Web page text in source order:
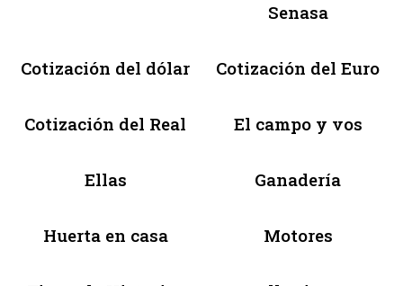
Senasa
Cotización del dólar Cotización del Euro
Cotización del Real El campo y vos
Ellas Ganadería
Huerta en casa Motores